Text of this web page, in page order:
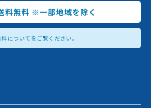
料無料 ※一部地域を除く
についてをご覧ください。